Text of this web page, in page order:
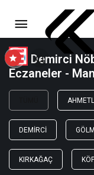
Demirci
Eczaneler -
DEMIRCI
KIRKAĞAÇ